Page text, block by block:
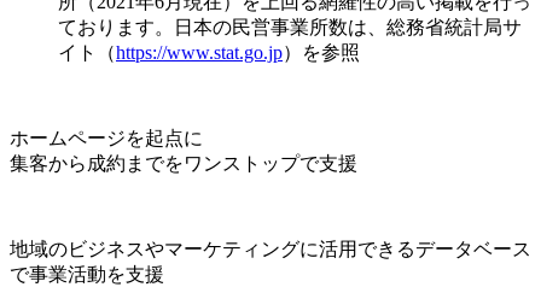
ております。日本の民営事業所数は、総務省統計局サ
イト（https://www.stat.go.jp）を参照
ホームページを起点に
集客から成約までをワンストップで支援
地域のビジネスやマーケティングに活用できるデータベース
で事業活動を支援